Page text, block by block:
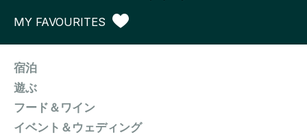
MY FAVOURITES
宿泊
遊ぶ
フード＆ワイン
イベント＆ウェディング